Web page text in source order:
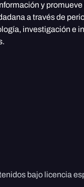
y
a través de
investigación e
bajo licencia